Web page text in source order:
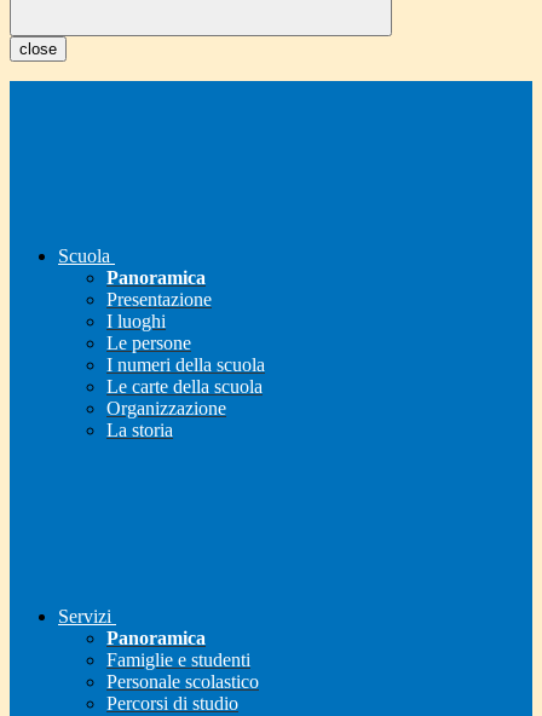
close
Scuola
Panoramica
Presentazione
I luoghi
Le persone
I numeri della scuola
Le carte della scuola
Organizzazione
La storia
Servizi
Panoramica
Famiglie e studenti
Personale scolastico
Percorsi di studio